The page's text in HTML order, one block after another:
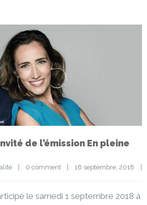
de l’émission En pleine
| 0 comment | 16 septembre, 2018 |
le samedi 1 septembre 2018 à